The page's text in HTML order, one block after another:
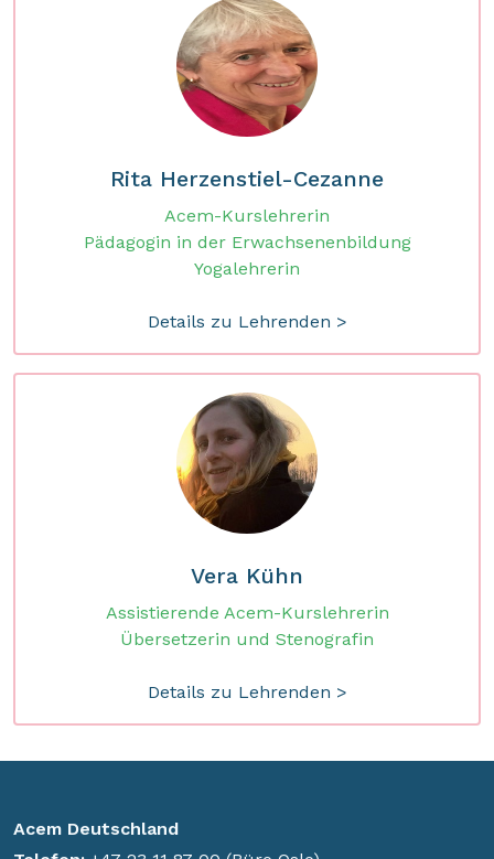
Rita Herzenstiel-Cezanne
Acem-Kurslehrerin
Pädagogin in der Erwachsenenbildung
Yogalehrerin
Details zu Lehrenden >
Vera Kühn
Assistierende Acem-Kurslehrerin
Übersetzerin und Stenografin
Details zu Lehrenden >
Acem Deutschland